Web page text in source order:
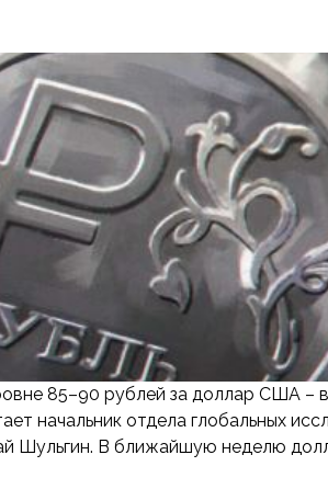
85–90 рублей за доллар США –
начальник отдела глобальных
Шульгин. В ближайшую неделю